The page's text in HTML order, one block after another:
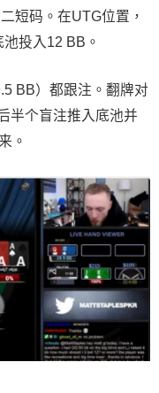
短码。在UTG位置，
投入12 BB。
BB）都跟注。翻牌对
半个盲注推入底池并
。